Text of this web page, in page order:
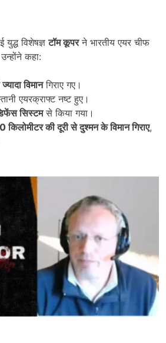
युद्ध विशेषज्ञटॉम कूपरने भारतीय एयर चीफ
कहा:
विमानगिराए गए।
एयरक्राफ्ट नष्ट हुए।
सिस्टमसे किया गया।
किलोमीटर की दूरी से दुश्मन के विमान गिराए,